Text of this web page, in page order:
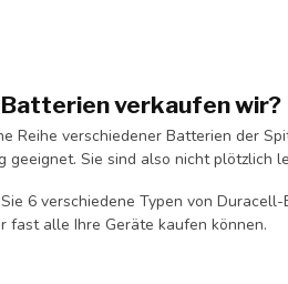
verkaufen wir?
Reihe verschiedener Batterien der
geeignet. Sie sind also nicht plötzlich
6 verschiedene Typen von
fast alle Ihre Geräte kaufen können.